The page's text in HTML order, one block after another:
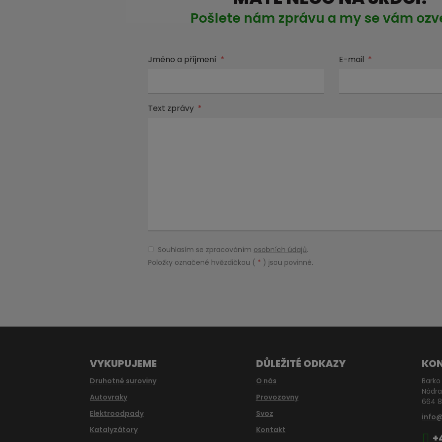
Pošlete nám zprávu a my se vám
Jméno a příjmení * E-mail *
Text zprávy *
Souhlasím
se
zpracováním
Souhlasím se zpracováním osobních údajů.
Položky označené hvězdičkou ( * ) jsou povinné.
VYKUPUJEME
Druhotné suroviny
Autovraky
Elektroodpady
Katalyzátory
DŮLEŽITÉ ODKAZY
O nás
Provozovny
Svoz
Kontakt
Barko
664